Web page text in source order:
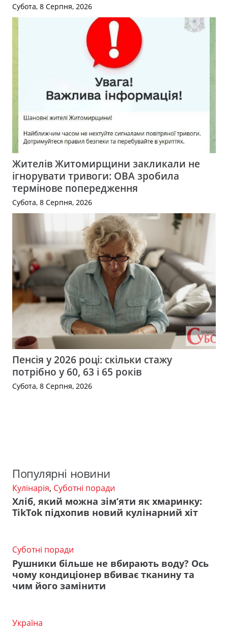
Субота, 8 Серпня, 2026
Жителів Житомирщини закликали не
ігнорувати тривоги: ОВА зробила
термінове попередження
Субота, 8 Серпня, 2026
Пенсія у 2026 році: скільки стажу
потрібно у 60, 63 і 65 років
Субота, 8 Серпня, 2026
Популярні новини
Кулінарія, Суботні поради
Хліб, який можна зім’яти як хмаринку:
TikTok підхопив новий кулінарний хіт
Суботні поради
Рушники більше не вбирають воду? Ось
чому кондиціонер вбиває тканину та
чим його замінити
Україна